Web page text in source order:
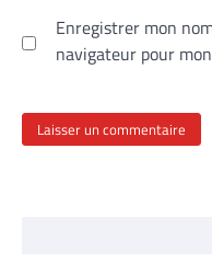
Enregistrer mon
navigateur pour